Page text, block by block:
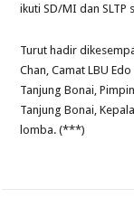
ikuti SD/MI dan SLTP
Turut hadir
Chan, Camat LBU
Tanjung Bonai,
Tanjung Bonai,
lomba. (***)